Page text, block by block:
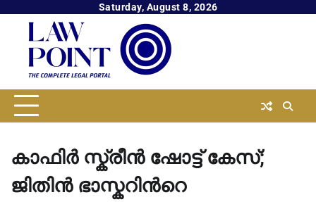
content
Saturday, August 8, 2026
കാഫിര്‍ സ്ക്രീൻ ഷോട്ട് കേസ്;
ജിതിൻ ഭാസ്കറിന്‍റെ